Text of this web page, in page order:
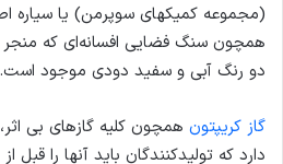
(مجموعه کمیک­های سوپرمن) یا سیاره
همچون سنگ فضایی افسانه‌ای که منجر
دو رنگ­ آبی و سفید دودی موجود است.
گاز کریپتون همچون کلیه گازهای بی
دارد که تولیدکنندگان باید آنها را قبل